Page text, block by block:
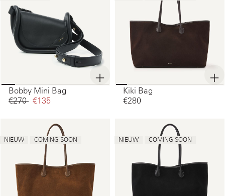
Bobby Mini Bag
€270‌ €135‌
Kiki Bag
€280‌
NIEUW COMING SOON NIEUW COMING SOON